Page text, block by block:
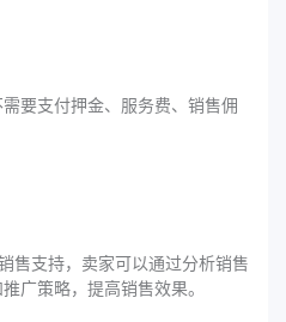
要支付押金、服务费、销售佣
售支持，卖家可以通过分析销售
广策略，提高销售效果。